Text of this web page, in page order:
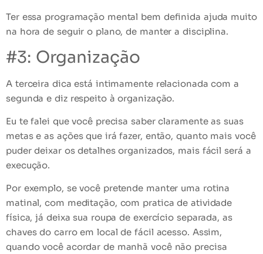
Ter essa programação mental bem definida ajuda muito
na hora de seguir o plano, de manter a disciplina.
#3: Organização
A terceira dica está intimamente relacionada com a
segunda e diz respeito à organização.
Eu te falei que você precisa saber claramente as suas
metas e as ações que irá fazer, então, quanto mais você
puder deixar os detalhes organizados, mais fácil será a
execução.
Por exemplo, se você pretende manter uma rotina
matinal, com meditação, com pratica de atividade
física, já deixa sua roupa de exercício separada, as
chaves do carro em local de fácil acesso. Assim,
quando você acordar de manhã você não precisa